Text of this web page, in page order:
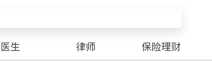
医生 律师 保险理财